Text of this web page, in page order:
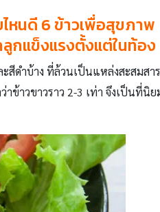
หนดี 6 ข้าวเพื่อสุขภาพ
กแข็งแรงตั้งแต่ในท้อง
ดำบ้าง ที่ล้วนเป็นแหล่งสะสมสา
ข้าวขาวราว 2-3 เท่า จึงเป็นที่